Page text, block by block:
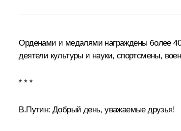
Орденами и медалями награждены более 40
деятели культуры и науки, спортсмены,
* * *
В.Путин: Добрый день, уважаемые друзья!